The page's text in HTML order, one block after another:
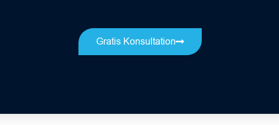
Gratis Konsultation